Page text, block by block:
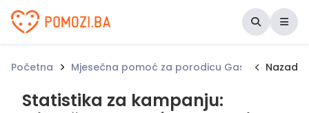
Udruženje Pomozi.ba
Početna Mjesečna pomoć za porodicu GasanovNazad
Statistika za kampanju: